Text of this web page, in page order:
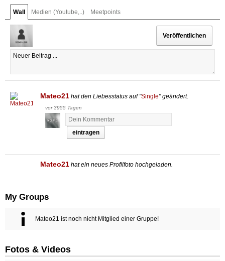
Wall Medien (Youtube,..) Meetpoints
Mateo21 hat den Liebesstatus auf "Single" geändert.
vor 3955 Tagen
eintragen
Mateo21 hat ein neues Profilfoto hochgeladen.
My Groups
Mateo21 ist noch nicht Mitglied einer Gruppe!
Fotos & Videos